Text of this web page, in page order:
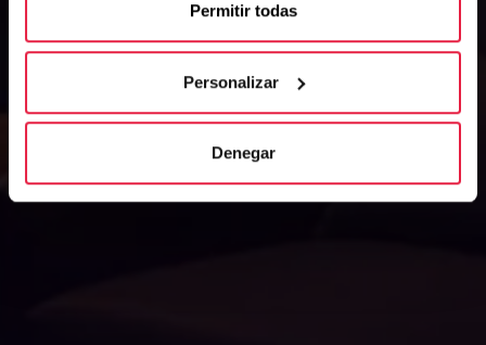
Permitir todas
Personalizar
Denegar